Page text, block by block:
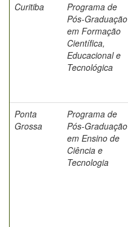
Curitiba
Programa de
Pós-Graduação
em Formação
Científica,
Educacional e
Tecnológica
Ponta
Grossa
Programa de
Pós-Graduação
em Ensino de
Ciência e
Tecnologia